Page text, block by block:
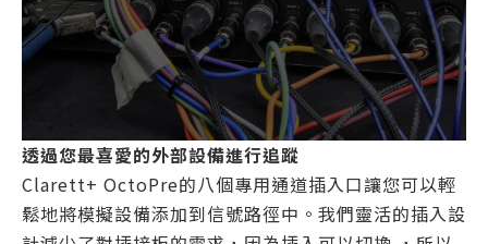
透過您最喜愛的外部設備進行追蹤
Clarett+ OctoPre的八個專用通道插入口讓您可以輕
鬆地將模擬設備添加到信號路徑中。我們靈活的插入設